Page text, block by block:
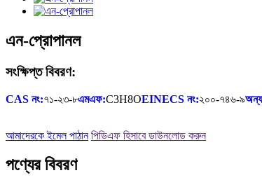
এন-প্রোপানল
সংক্ষিপ্ত বিবরণ:
CAS নং:৭১-২৩-৮এমএফ:C3H8OEINECS নং:২০০-৭৪৬-৯
আমাদেরকে ইমেল পাঠান পিডিএফ হিসাবে ডাউনলোড করুন
পণ্যের বিবরণ